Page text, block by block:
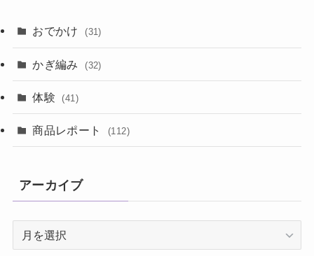
おでかけ (31)
かぎ編み (32)
体験 (41)
商品レポート (112)
アーカイブ